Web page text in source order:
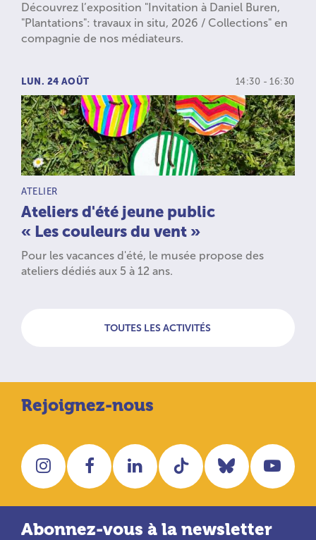
Découvrez l’exposition "Invitation à Daniel Buren,
"Plantations": travaux in situ, 2026 / Collections" en
compagnie de nos médiateurs.
LUN. 24 AOÛT 14:30 - 16:30
TYPE D’ACTIVITÉ :
ATELIER
Ateliers d'été jeune public
« Les couleurs du vent »
Pour les vacances d'été, le musée propose des
ateliers dédiés aux 5 à 12 ans.
TOUTES LES ACTIVITÉS
Rejoignez-nous
InstagramFacebookLinkedInTiktok Bluesky
Abonnez-vous à la newsletter